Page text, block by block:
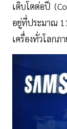
เติบโตต่อปี
อยู่ที่ประมาณ
เครื่องทั่วโลกภ